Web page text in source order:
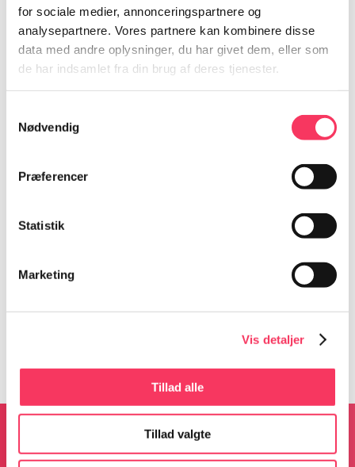
for sociale medier, annonceringspartnere og
analysepartnere. Vores partnere kan kombinere disse
data med andre oplysninger, du har givet dem, eller som
de har indsamlet fra din brug af deres tjenester.
Nødvendig
Præferencer
Statistik
Marketing
Vis detaljer
Tillad alle
Tillad valgte
Facebook
X RedditLinkedInWhatsApp
Detaljer
Tidspunkt: